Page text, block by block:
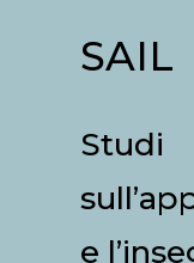
SAIL
Studi
e